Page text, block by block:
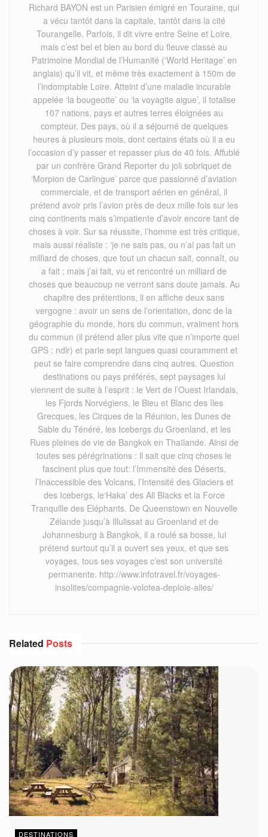
Richard BAYON est un Parisien émigré en Touraine, qui
a vécu tantôt dans la capitale, tantôt dans la cité
Tourangelle. Parfois, il dit vivre entre Seine et Loire,
mais c’est bel et bien au bord du fleuve classé au
Patrimoine Mondial de l’Humanité (‘World Heritage’ en
anglais) qu’il vit, et même très exactement à 150m de
l’indomptable Loire. Atteint d’une maladie incurable
appelée ‘la bougeotte’ ou ‘la voyagite aigue’, il totalise
107 nations, pays et autres terres éloignées au
compteur. Des pays, où il a séjourné de quelques
heures à plusieurs mois, dont certains états où il a eu
l’occasion d’y passer et repasser plus de 40 fois. Affublé
par un confrère Grand Reporter du joli sobriquet de
‘Morpion de Carlingue’ parce que passionné d’aviation
commerciale, et de transport aérien en général, il
prétend avoir pris l’avion près de deux mille fois sur les
cinq continents mais s’impatiente d’avoir encore tant de
choses à voir. Sur sa réussite, l’homme est très critique,
mais aussi réaliste : ‘je ne sais pas, ou n’ai pas fait un
milliard de choses, que tout un chacun sait, connaît, ou
a fait ; mais j’ai fait, vu et rencontré un milliard de
choses que beaucoup ne verront sans doute jamais. Au
chapitre des prétentions, il en affiche deux sans
vergogne : avoir un sens de l’orientation, donc de la
géographie du monde, hors du commun, vraiment hors
du commun (il prétend aller plus vite que n’importe quel
GPS : ndlr) et parle sept langues quasi couramment et
peut se faire comprendre dans cinq autres. Question
destinations ou pays préférés, sept paysages lui
viennent de suite à l’esprit : le Vert de l’Ouest Irlandais,
les Fjords Norvégiens, le Bleu et Blanc des îles
Grecques, les Cirques de la Réunion, les Dunes de
Sable du Ténéré, les Icebergs du Groenland, et les
Rues pleines de vie de Bangkok en Thaïlande. Ainsi de
toutes ses pérégrinations : il sait que cinq choses le
fascinent plus que tout: l’Immensité des Déserts,
l’Inaccessible des Volcans, l’Intensité des Glaciers et
des Icebergs, le‘Haka’ des All Blacks et la Force
Tranquille des Eléphants. De Queenstown en Nouvelle
Zélande jusqu’à Illulissat au Groenland et de
Johannesburg à Bangkok, il a roulé sa bosse, lui
prétend surtout qu’il a ouvert ses yeux, et que ses
voyages, tous ses voyages c’est son université
permanente. http://www.infotravel.fr/voyages-
insolites/compagnie-volotea-deploie-ailes/
Related Posts
DESTINATIONS